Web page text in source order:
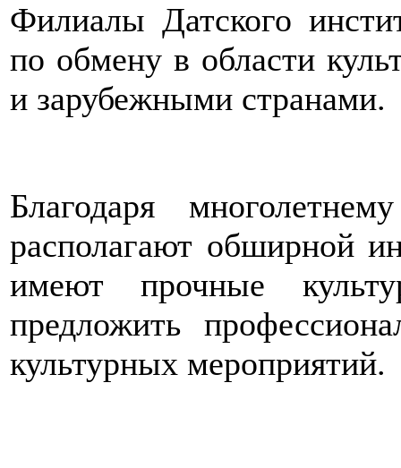
Филиалы Датского
по обмену в области
и зарубежными странами.
Благодаря
располагают обширной
имеют прочные
предложить
культурных мероприятий.